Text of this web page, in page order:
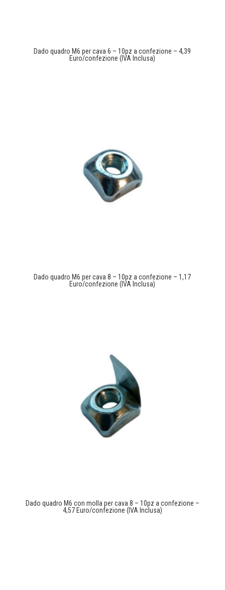
Dado quadro M6 per cava 6 – 10pz a confezione – 4,39
Euro/confezione (IVA Inclusa)
Dado quadro M6 per cava 8 – 10pz a confezione – 1,17
Euro/confezione (IVA Inclusa)
Dado quadro M6 con molla per cava 8 – 10pz a confezione –
4,57 Euro/confezione (IVA Inclusa)